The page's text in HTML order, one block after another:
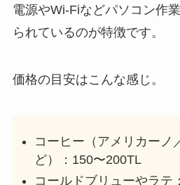
電源やWi-Fiなどパソコン作
られているのが特徴です。
価格の目安はこんな感じ。
コーヒー（アメリカーノ
ど）：150〜200TL
コールドブリューやラテ